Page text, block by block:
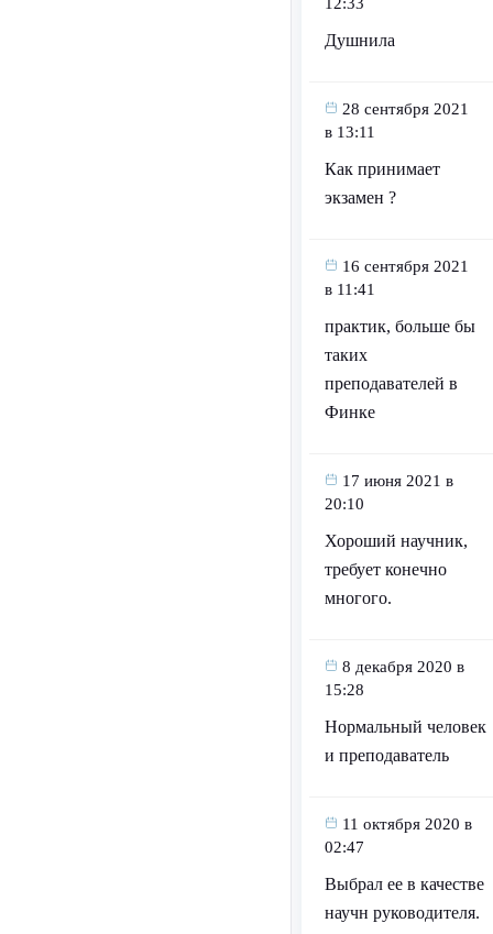
Душнила
28 сентября 2021
в 13:11
Как принимает
экзамен ?
16 сентября 2021
в 11:41
практик, больше бы
таких
преподавателей в
Финке
17 июня 2021 в
20:10
Хороший научник,
требует конечно
многого.
8 декабря 2020 в
15:28
Нормальный человек
и преподаватель
11 октября 2020 в
02:47
Выбрал ее в качестве
научн руководителя.